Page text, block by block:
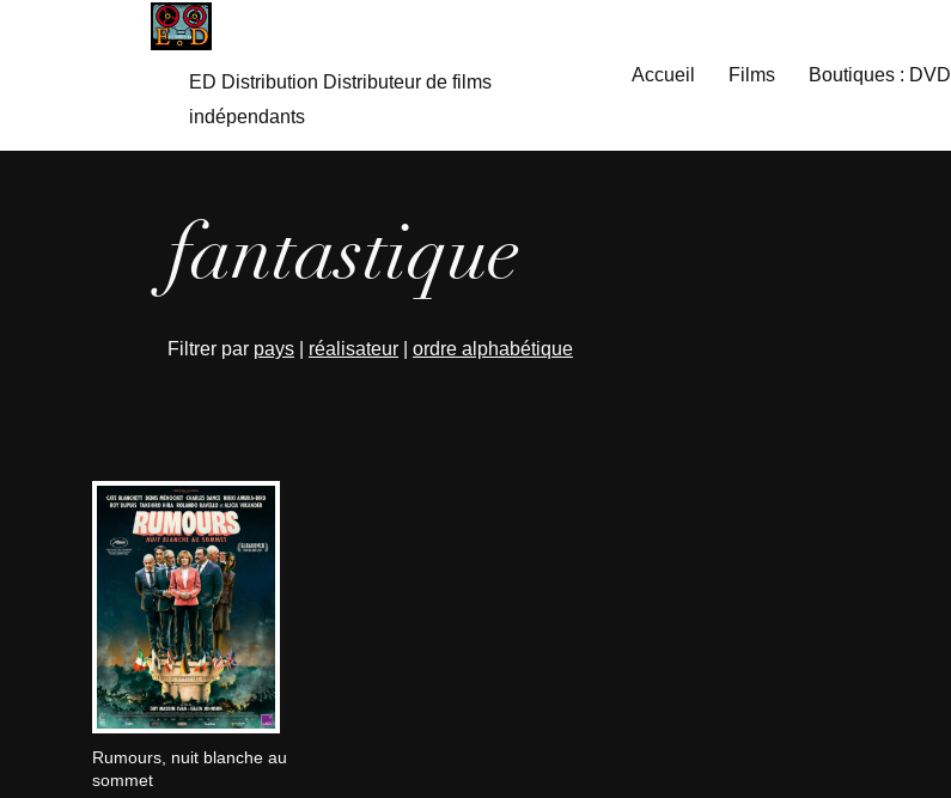
ED Distribution Distributeur de films
indépendants
Accueil Films Boutiques : DVD
fantastique
Filtrer par pays réalisateur ordre alphabétique
Rumours, nuit blanche au
sommet